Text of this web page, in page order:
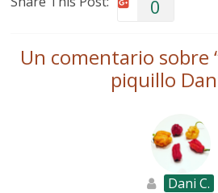
0
Un comentario sobre
piquillo
Dani C.